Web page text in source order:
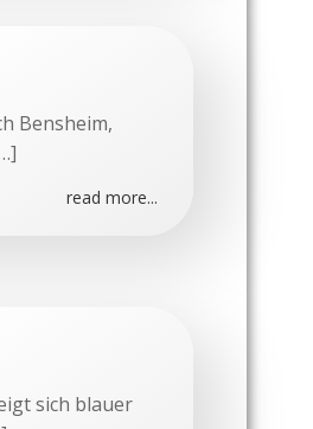
Bensheim,
read more...
sich blauer